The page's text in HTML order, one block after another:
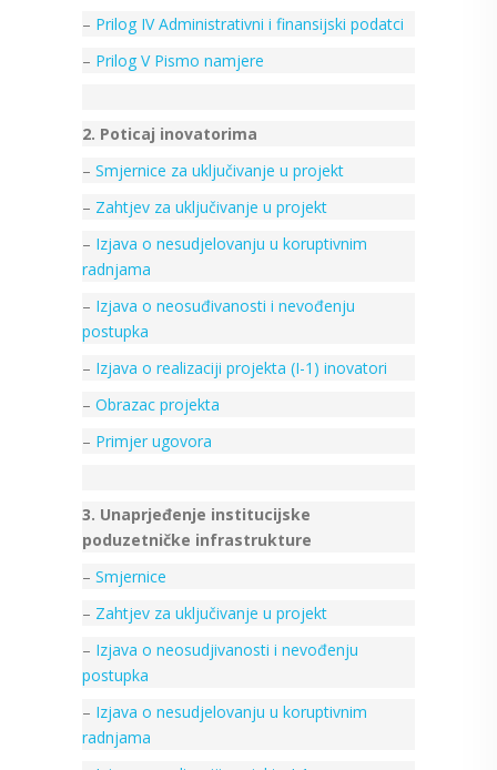
– Prilog IV Administrativni i finansijski podatci
– Prilog V Pismo namjere
2. Poticaj inovatorima
– Smjernice za uključivanje u projekt
– Zahtjev za uključivanje u projekt
– Izjava o nesudjelovanju u koruptivnim
radnjama
– Izjava o neosuđivanosti i nevođenju
postupka
– Izjava o realizaciji projekta (I-1) inovatori
– Obrazac projekta
– Primjer ugovora
3. Unaprjeđenje institucijske
poduzetničke infrastrukture
– Smjernice
– Zahtjev za uključivanje u projekt
– Izjava o neosudjivanosti i nevođenju
postupka
– Izjava o nesudjelovanju u koruptivnim
radnjama